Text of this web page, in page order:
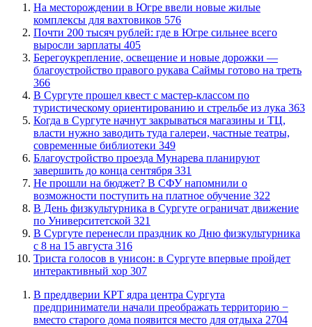
​На месторождении в Югре ввели новые жилые
комплексы для вахтовиков 576
​Почти 200 тысяч рублей: где в Югре сильнее всего
выросли зарплаты 405
Берегоукрепление, освещение и новые дорожки —
благоустройство правого рукава Саймы готово на треть
366
В Сургуте прошел квест с мастер-классом по
туристическому ориентированию и стрельбе из лука 363
​Когда в Сургуте начнут закрываться магазины и ТЦ,
власти нужно заводить туда галереи, частные театры,
современные библиотеки 349
Благоустройство проезда Мунарева планируют
завершить до конца сентября 331
Не прошли на бюджет? В СФУ напомнили о
возможности поступить на платное обучение 322
​В День физкультурника в Сургуте ограничат движение
по Университетской 321
​В Сургуте перенесли праздник ко Дню физкультурника
с 8 на 15 августа 316
​Триста голосов в унисон: в Сургуте впервые пройдет
интерактивный хор 307
​В преддверии КРТ ядра центра Сургута
предприниматели начали преображать территорию −
вместо старого дома появится место для отдыха 2704